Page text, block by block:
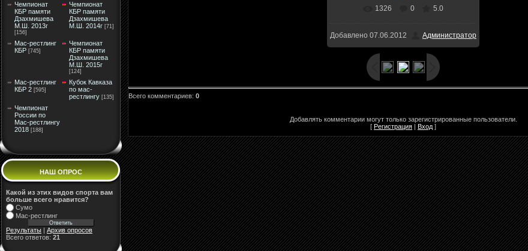
Чемпионат
КБР памяти
Дзахмишева
М.Ш. 2013г
[156]
Чемпионат
КБР памяти
Дзахмишева
М.Ш. 2014г [71]
Мас-рестлинг
КБР [745]
Чемпионат
КБР памяти
Дзахмишева
М.Ш. 2015г
[124]
Мас-рестлинг
КБР 2 [595]
Кубок Кавказа
по мас-
рестлингу [135]
Чемпионат
России по
Мас-рестлингу
2018 [188]
НАШ ОПРОС
Какой из этих видов спорта вам
больше всего нравится?
Сумо
Мас-рестлинг
Результаты
Архив опросов
Всего ответов: 21
1326 0 5.0
Добавлено 07.06.2012 Администратор
Всего комментариев: 0
Добавлять комментарии могут только зарегистрированные пользователи.
[ Регистрация | Вход ]